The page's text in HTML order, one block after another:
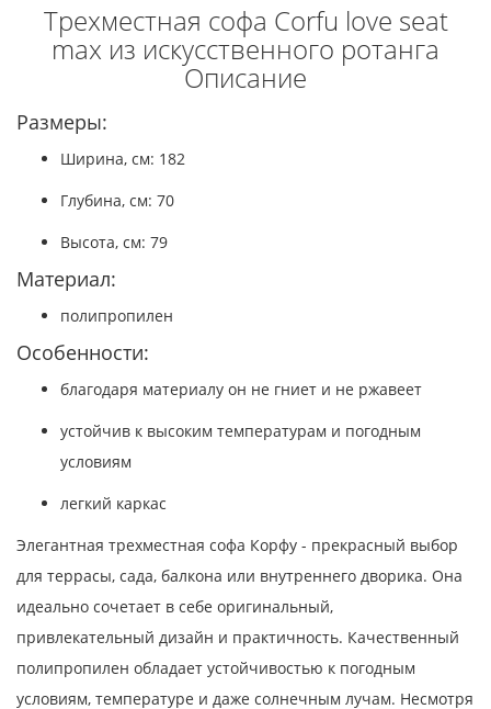
Трехместная софа Corfu love seat
max из искусственного ротанга
Описание
Размеры:
Ширина, см: 182
Глубина, см: 70
Высота, см: 79
Материал:
полипропилен
Особенности:
благодаря материалу он не гниет и не ржавеет
устойчив к высоким температурам и погодным
условиям
легкий каркас
Элегантная трехместная софа Корфу - прекрасный выбор
для террасы, сада, балкона или внутреннего дворика. Она
идеально сочетает в себе оригинальный,
привлекательный дизайн и практичность. Качественный
полипропилен обладает устойчивостью к погодным
условиям, температуре и даже солнечным лучам. Несмотря